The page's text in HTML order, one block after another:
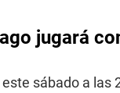
jugará
sábado a